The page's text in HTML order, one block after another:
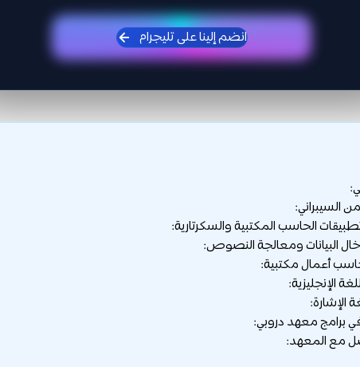
انضم إلينا على تليجرام
برامج معهد دروبي:
مع المعهد: